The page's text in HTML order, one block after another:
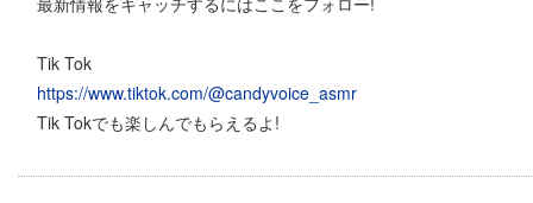
Tik Tok
https://www.tiktok.com/@candyvoice_asmr
Tik Tokでも楽しんでもらえるよ!